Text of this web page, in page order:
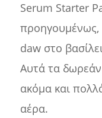
Serum Starter
προηγουμένως,
daw στο
Αυτά τα
ακόμα και
αέρα.